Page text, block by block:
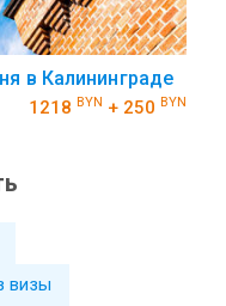
в Калининграде
1218 BYN + 250 BYN
визы